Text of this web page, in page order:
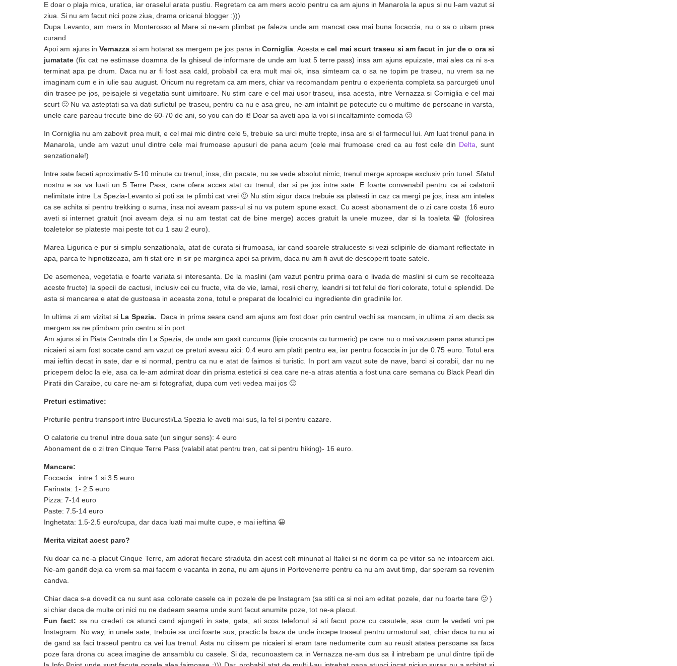
E doar o plaja mica, uratica, iar oraselul arata pustiu. Regretam ca am mers acolo pentru ca am ajuns in Manarola la apus si nu l-am vazut si
ziua. Si nu am facut nici poze ziua, drama oricarui blogger :)))
Dupa Levanto, am mers in Monterosso al Mare si ne-am plimbat pe faleza unde am mancat cea mai buna focaccia, nu o sa o uitam prea
curand.
Apoi am ajuns inVernazza si am hotarat sa mergem pe jos pana inCorniglia . Acesta ecel mai scurt traseu si am facut in jur de o ora si
jumatate (fix cat ne estimase doamna de la ghiseul de informare de unde am luat 5 terre pass) insa am ajuns epuizate, mai ales ca ni s-a
terminat apa pe drum. Daca nu ar fi fost asa cald, probabil ca era mult mai ok, insa simteam ca o sa ne topim pe traseu, nu vrem sa ne
imaginam cum e in iulie sau august. Oricum nu regretam ca am mers, chiar va recomandam pentru o experienta completa sa parcurgeti unul
din trasee pe jos, peisajele si vegetatia sunt uimitoare. Nu stim care e cel mai usor traseu, insa acesta, intre Vernazza si Corniglia e cel mai
scurt 🙂 Nu va asteptati sa va dati sufletul pe traseu, pentru ca nu e asa greu, ne-am intalnit pe potecute cu o multime de persoane in varsta,
unele care pareau trecute bine de 60-70 de ani, so you can do it! Doar sa aveti apa la voi si incaltaminte comoda 🙂
In Corniglia nu am zabovit prea mult, e cel mai mic dintre cele 5, trebuie sa urci multe trepte, insa are si el farmecul lui. Am luat trenul pana in
Manarola, unde am vazut unul dintre cele mai frumoase apusuri de pana acum (cele mai frumoase cred ca au fost cele din Delta , sunt
senzationale!)
Intre sate faceti aproximativ 5-10 minute cu trenul, insa, din pacate, nu se vede absolut nimic, trenul merge aproape exclusiv prin tunel. Sfatul
nostru e sa va luati un 5 Terre Pass, care ofera acces atat cu trenul, dar si pe jos intre sate. E foarte convenabil pentru ca ai calatorii
nelimitate intre La Spezia-Levanto si poti sa te plimbi cat vrei 🙂 Nu stim sigur daca trebuie sa platesti in caz ca mergi pe jos, insa am inteles
ca se achita si pentru trekking o suma, insa noi aveam pass-ul si nu va putem spune exact. Cu acest abonament de o zi care costa 16 euro
aveti si internet gratuit (noi aveam deja si nu am testat cat de bine merge) acces gratuit la unele muzee, dar si la toaleta 😀 (folosirea
toaletelor se plateste mai peste tot cu 1 sau 2 euro).
Marea Ligurica e pur si simplu senzationala, atat de curata si frumoasa, iar cand soarele straluceste si vezi sclipirile de diamant reflectate in
apa, parca te hipnotizeaza, am fi stat ore in sir pe marginea apei sa privim, daca nu am fi avut de descoperit toate satele.
De asemenea, vegetatia e foarte variata si interesanta. De la maslini (am vazut pentru prima oara o livada de maslini si cum se recolteaza
aceste fructe) la specii de cactusi, inclusiv cei cu fructe, vita de vie, lamai, rosii cherry, leandri si tot felul de flori colorate, totul e splendid. De
asta si mancarea e atat de gustoasa in aceasta zona, totul e preparat de localnici cu ingrediente din gradinile lor.
In ultima zi am vizitat si La Spezia. Daca in prima seara cand am ajuns am fost doar prin centrul vechi sa mancam, in ultima zi am decis sa
mergem sa ne plimbam prin centru si in port.
Am ajuns si in Piata Centrala din La Spezia, de unde am gasit curcuma (lipie crocanta cu turmeric) pe care nu o mai vazusem pana atunci pe
nicaieri si am fost socate cand am vazut ce preturi aveau aici: 0.4 euro am platit pentru ea, iar pentru focaccia in jur de 0.75 euro. Totul era
mai ieftin decat in sate, dar e si normal, pentru ca nu e atat de faimos si turistic. In port am vazut sute de nave, barci si corabii, dar nu ne
pricepem deloc la ele, asa ca le-am admirat doar din prisma esteticii si cea care ne-a atras atentia a fost una care semana cu Black Pearl din
Piratii din Caraibe, cu care ne-am si fotografiat, dupa cum veti vedea mai jos 🙂
Preturi estimative:
Preturile pentru transport intre Bucuresti/La Spezia le aveti mai sus, la fel si pentru cazare.
O calatorie cu trenul intre doua sate (un singur sens): 4 euro
Abonament de o zi tren Cinque Terre Pass (valabil atat pentru tren, cat si pentru hiking)- 16 euro.
Mancare:
Foccacia: intre 1 si 3.5 euro
Farinata: 1- 2.5 euro
Pizza: 7-14 euro
Paste: 7.5-14 euro
Inghetata: 1.5-2.5 euro/cupa, dar daca luati mai multe cupe, e mai ieftina 😀
Merita vizitat acest parc?
Nu doar ca ne-a placut Cinque Terre, am adorat fiecare straduta din acest colt minunat al Italiei si ne dorim ca pe viitor sa ne intoarcem aici.
Ne-am gandit deja ca vrem sa mai facem o vacanta in zona, nu am ajuns in Portovenerre pentru ca nu am avut timp, dar speram sa revenim
candva.
Chiar daca s-a dovedit ca nu sunt asa colorate casele ca in pozele de pe Instagram (sa stiti ca si noi am editat pozele, dar nu foarte tare 🙂 )
si chiar daca de multe ori nici nu ne dadeam seama unde sunt facut anumite poze, tot ne-a placut.
Fun fact: sa nu credeti ca atunci cand ajungeti in sate, gata, ati scos telefonul si ati facut poze cu casutele, asa cum le vedeti voi pe
Instagram. No way, in unele sate, trebuie sa urci foarte sus, practic la baza de unde incepe traseul pentru urmatorul sat, chiar daca tu nu ai
de gand sa faci traseul pentru ca vei lua trenul. Asta nu citisem pe nicaieri si eram tare nedumerite cum au reusit atatea persoane sa faca
poze fara drona cu acea imagine de ansamblu cu casele. Si da, recunoastem ca in Vernazza ne-am dus sa il intrebam pe unul dintre tipii de